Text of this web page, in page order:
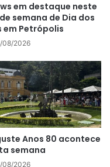
em destaque neste
semana de Dia dos
em Petrópolis
08/2026
Anos 80 acontece
semana
08/2026